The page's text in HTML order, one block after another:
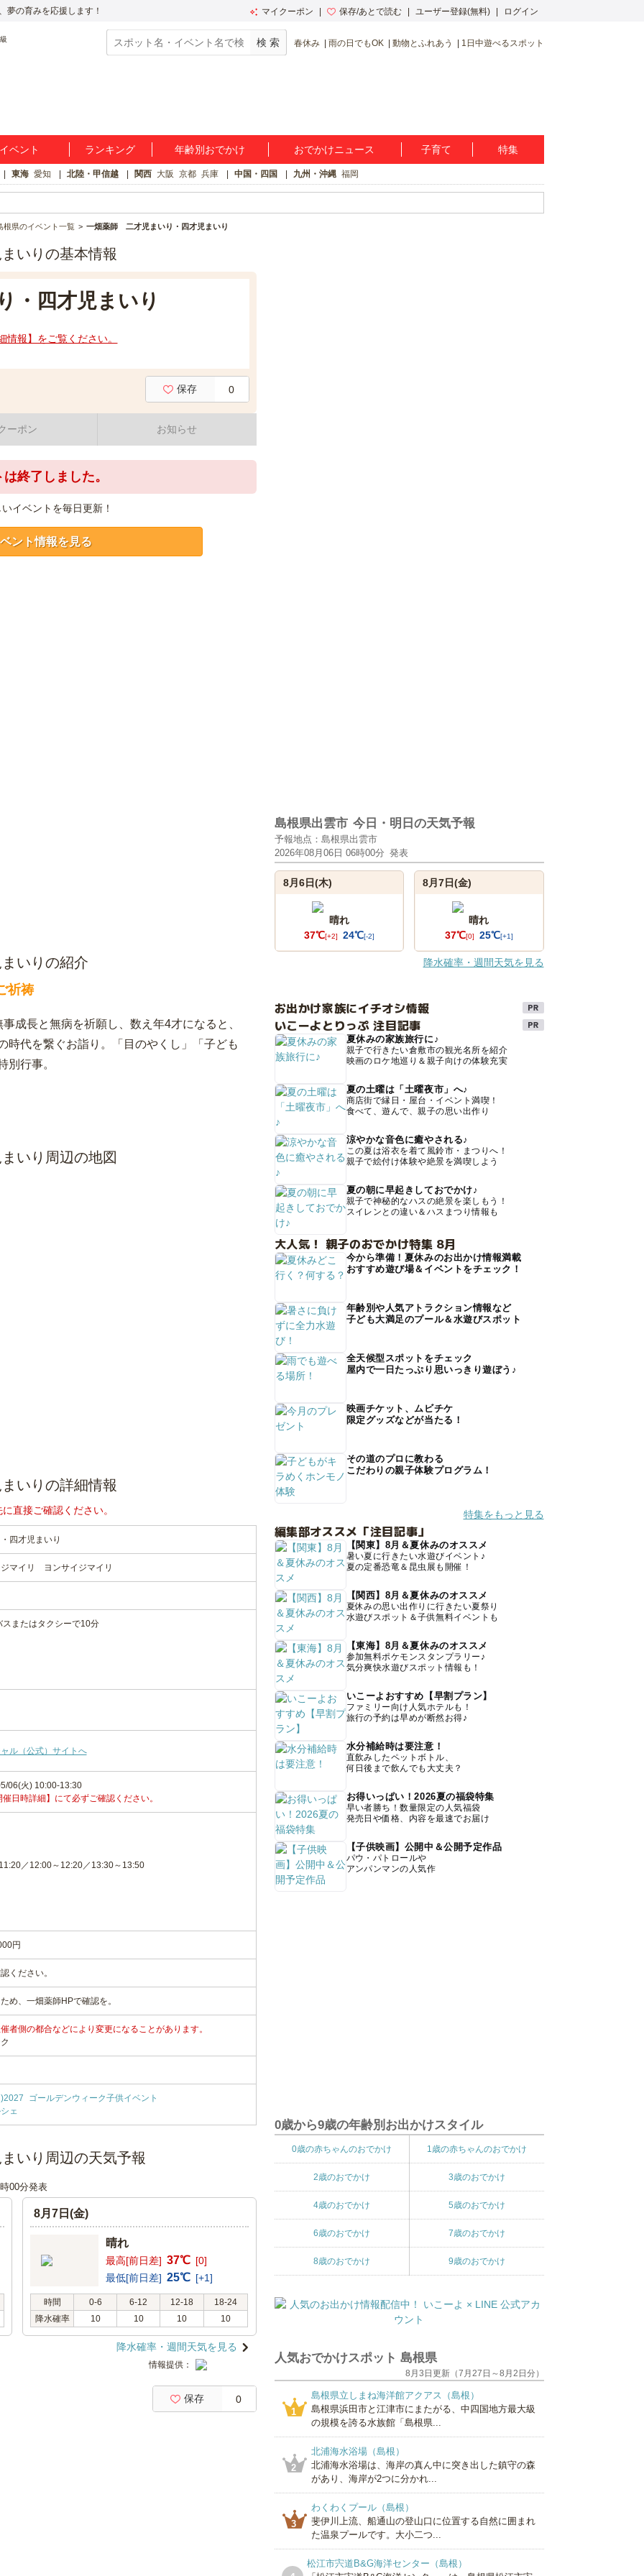
夢の育みを応援します！ マイクーポン 保存/あとで読む ユーザー登録(無料) ログイン
春休み 雨の日でもOK 動物とふれあう 1日中遊べるスポット
ベント ランキング 年齢別おでかけ おでかけニュース 子育て 特集
東海 愛知 北陸・甲信越 関西 大阪 京都 兵庫 中国・四国 九州・沖縄 福岡
根県のイベント一覧 一畑薬師 二才児まいり・四才児まいり
いりの基本情報
・四才児まいり
報】をご覧ください。
保存 0
ーポン お知らせ
終了しました。
イベントを毎日更新！
ント情報を見る
いりの紹介
祈祷
成長と無病を祈願し、数え年4才になると、
時代を繋ぐお詣り。「目のやくし」「子ども
別行事。
いり周辺の地図
いりの詳細情報
直接ご確認ください。
四才児まいり
マイリ ヨンサイジマイリ
またはタクシーで10分
ル（公式）サイトへ
06(火) 10:00-13:30
日時詳細】にて必ずご確認ください。
／12:00～12:20／13:30～13:50
円
ください。
め、一畑薬師HPで確認を。
者側の都合などにより変更になることがあります。
ゴールデンウィーク子供イベント
ェ
いり周辺の天気予報
00分発表
8月7日(金)
晴れ
最高[前日差] 37℃ [0]
最低[前日差] 25℃ [+1]
時間 0-6 6-12 12-18
18-24
降水確率
10 10 10 10
降水確率・週間天気を見る
情報提供：
保存 0
島根県出雲市 今日・明日の天気予報
予報地点：島根県出雲市
2026年08月06日 06時00分 発表
8月6日(木)
晴れ
37℃[+2] 24℃[-2]
8月7日(金)
晴れ
37℃[0] 25℃[+1]
降水確率・週間天気を見る
お出かけ家族にイチオシ情報
いこーよとりっぷ 注目記事
夏休みの家族旅行に♪
親子で行きたい倉敷市の観光名所を紹介
映画のロケ地巡り＆親子向けの体験充実
夏の土曜は「土曜夜市」へ♪
商店街で縁日・屋台・イベント満喫！
食べて、遊んで、親子の思い出作り
涼やかな音色に癒やされる♪
この夏は浴衣を着て風鈴市・まつりへ！
親子で絵付け体験や絶景を満喫しよう
夏の朝に早起きしておでかけ♪
親子で神秘的なハスの絶景を楽しもう！
スイレンとの違い＆ハスまつり情報も
大人気！ 親子のおでかけ特集 8月
今から準備！夏休みのお出かけ情報満載
おすすめ遊び場＆イベントをチェック！
年齢別や人気アトラクション情報など
子ども大満足のプール＆水遊びスポット
全天候型スポットをチェック
屋内で一日たっぷり思いっきり遊ぼう♪
映画チケット、ムビチケ
限定グッズなどが当たる！
その道のプロに教わる
こだわりの親子体験プログラム！
特集をもっと見る
編集部オススメ「注目記事」
【関東】8月＆夏休みのオススメ
暑い夏に行きたい水遊びイベント♪
夏の定番恐竜＆昆虫展も開催！
【関西】8月＆夏休みのオススメ
夏休みの思い出作りに行きたい夏祭り
水遊びスポット＆子供無料イベントも
【東海】8月＆夏休みのオススメ
参加無料ポケモンスタンプラリー♪
気分爽快水遊びスポット情報も！
いこーよおすすめ【早割プラン】
ファミリー向け人気ホテルも！
旅行の予約は早めが断然お得♪
水分補給時は要注意！
直飲みしたペットボトル、
何日後まで飲んでも大丈夫？
お得いっぱい！2026夏の福袋特集
早い者勝ち！数量限定の人気福袋
発売日や価格、内容を最速でお届け
【子供映画】公開中＆公開予定作品
パウ・パトロールや
アンパンマンの人気作
0歳から9歳の年齢別お出かけスタイル
0歳の赤ちゃんのおでかけ 1歳の赤ちゃんのおでかけ
2歳のおでかけ 3歳のおでかけ
4歳のおでかけ 5歳のおでかけ
6歳のおでかけ 7歳のおでかけ
8歳のおでかけ 9歳のおでかけ
人気おでかけスポット 島根県
8月3日更新（7月27日～8月2日分）
1
島根県立しまね海洋館アクアス（島根）
島根県浜田市と江津市にまたがる、中四国地方最大級
の規模を誇る水族館「島根県...
2
北浦海水浴場（島根）
北浦海水浴場は、海岸の真ん中に突き出した鎮守の森
があり、海岸が2つに分かれ...
3
わくわくプール（島根）
斐伊川上流、船通山の登山口に位置する自然に囲まれ
た温泉プールです。大小二つ...
松江市宍道B&G海洋センター（島根）